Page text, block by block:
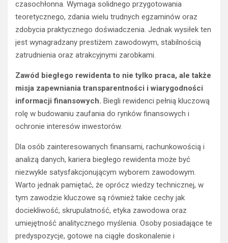
czasochłonna. Wymaga solidnego przygotowania
teoretycznego, zdania wielu trudnych egzaminów oraz
zdobycia praktycznego doświadczenia. Jednak wysiłek ten
jest wynagradzany prestiżem zawodowym, stabilnością
zatrudnienia oraz atrakcyjnymi zarobkami.
Zawód biegłego rewidenta to nie tylko praca, ale także
misja zapewniania transparentności i wiarygodności
informacji finansowych. Biegli rewidenci pełnią kluczową
rolę w budowaniu zaufania do rynków finansowych i
ochronie interesów inwestorów.
Dla osób zainteresowanych finansami, rachunkowością i
analizą danych, kariera biegłego rewidenta może być
niezwykle satysfakcjonującym wyborem zawodowym.
Warto jednak pamiętać, że oprócz wiedzy technicznej, w
tym zawodzie kluczowe są również takie cechy jak
dociekliwość, skrupulatność, etyka zawodowa oraz
umiejętność analitycznego myślenia. Osoby posiadające te
predyspozycje, gotowe na ciągłe doskonalenie i